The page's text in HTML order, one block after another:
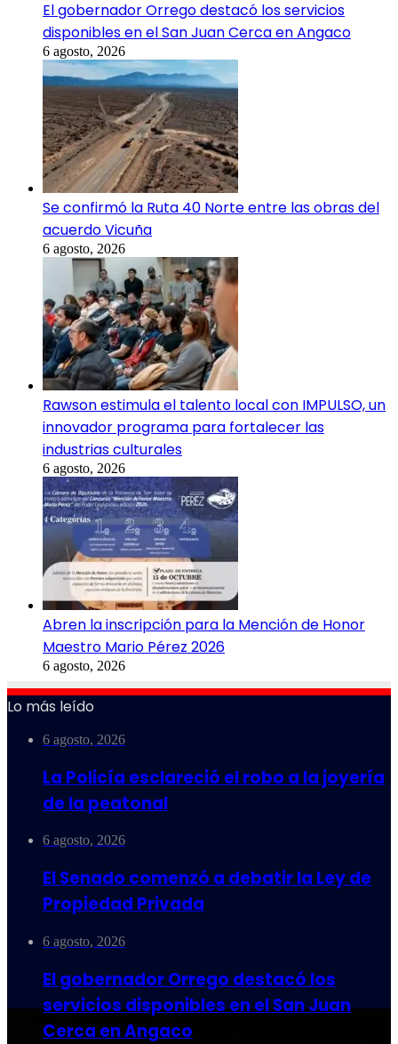
El gobernador Orrego destacó los servicios
disponibles en el San Juan Cerca en Angaco
6 agosto, 2026
Se confirmó la Ruta 40 Norte entre las obras del
acuerdo Vicuña
6 agosto, 2026
Rawson estimula el talento local con IMPULSO, un
innovador programa para fortalecer las
industrias culturales
6 agosto, 2026
Abren la inscripción para la Mención de Honor
Maestro Mario Pérez 2026
6 agosto, 2026
Lo más leído
6 agosto, 2026
La Policía esclareció el robo a la joyería
de la peatonal
6 agosto, 2026
El Senado comenzó a debatir la Ley de
Propiedad Privada
6 agosto, 2026
El gobernador Orrego destacó los
servicios disponibles en el San Juan
Cerca en Angaco